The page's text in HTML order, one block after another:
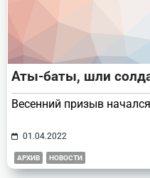
Аты-баты, шли
Весенний призыв
01.04.2022
АРХИВ НОВОСТИ